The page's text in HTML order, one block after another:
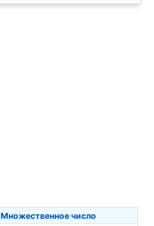
Множественное число